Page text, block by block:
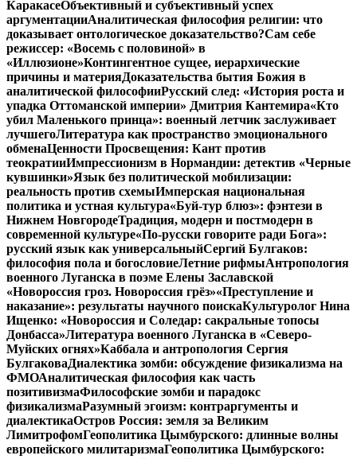
КаракасеОбъективный и субъективный успех
аргументацииАналитическая философия религии: что
доказывает онтологическое доказательство?Сам себе
режиссер: «Восемь с половиной» в
«Иллюзионе»Контингентное сущее, иерархические
причины и материяДоказательства бытия Божия в
аналитической философииРусский след: «История роста и
упадка Оттоманской империи» Дмитрия Кантемира«Кто
убил Маленького принца»: военный летчик заслуживает
лучшегоЛитература как пространство эмоционального
обменаЦенности Просвещения: Кант против
теократииИмпрессионизм в Нормандии: детектив «Черные
кувшинки»Язык без политической мобилизации:
реальность против схемыИмперская национальная
политика и устная культура«Буй-тур блюз»: фэнтези в
Нижнем НовгородеТрадиция, модерн и постмодерн в
современной культуре«По-русски говорите ради Бога»:
русский язык как универсальныйСергий Булгаков:
философия пола и богословиеЛетние рифмыАнтропология
военного Луганска в поэме Елены Заславской
«Новороссия гроз. Новороссия грёз»«Преступление и
наказание»: результаты научного поискаКультуролог Нина
Ищенко: «Новороссия и Соледар: сакральные топосы
Донбасса»Литература военного Луганска в «Северо-
Муйских огнях»Каббала и антропология Сергия
БулгаковаДиалектика зомби: обсуждение физикализма на
ФМОАналитическая философия как часть
позитивизмаФилософские зомби и парадокс
физикализмаРазумный эгоизм: контраргументы и
диалектикаОстров Россия: земля за Великим
ЛимитрофомГеополитика Цымбурского: длинные волны
европейского милитаризмаГеополитика Цымбурского: